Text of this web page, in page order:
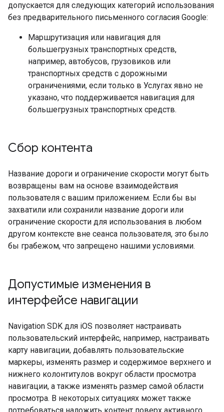
допускается для следующих категорий использования
без предварительного письменного согласия Google:
Маршрутизация или навигация для
большегрузных транспортных средств,
например, автобусов, грузовиков или
транспортных средств с дорожными
ограничениями, если только в Услугах явно не
указано, что поддерживается навигация для
большегрузных транспортных средств.
Сбор контента
Название дороги и ограничение скорости могут быть
возвращены вам на основе взаимодействия
пользователя с вашим приложением. Если бы вы
захватили или сохранили название дороги или
ограничение скорости для использования в любом
другом контексте вне сеанса пользователя, это было
бы грабежом, что запрещено нашими условиями.
Допустимые изменения в
интерфейсе навигации
Navigation SDK для iOS позволяет настраивать
пользовательский интерфейс, например, настраивать
карту навигации, добавлять пользовательские
маркеры, изменять размер и содержимое верхнего и
нижнего колонтитулов вокруг области просмотра
навигации, а также изменять размер самой области
просмотра. В некоторых ситуациях может также